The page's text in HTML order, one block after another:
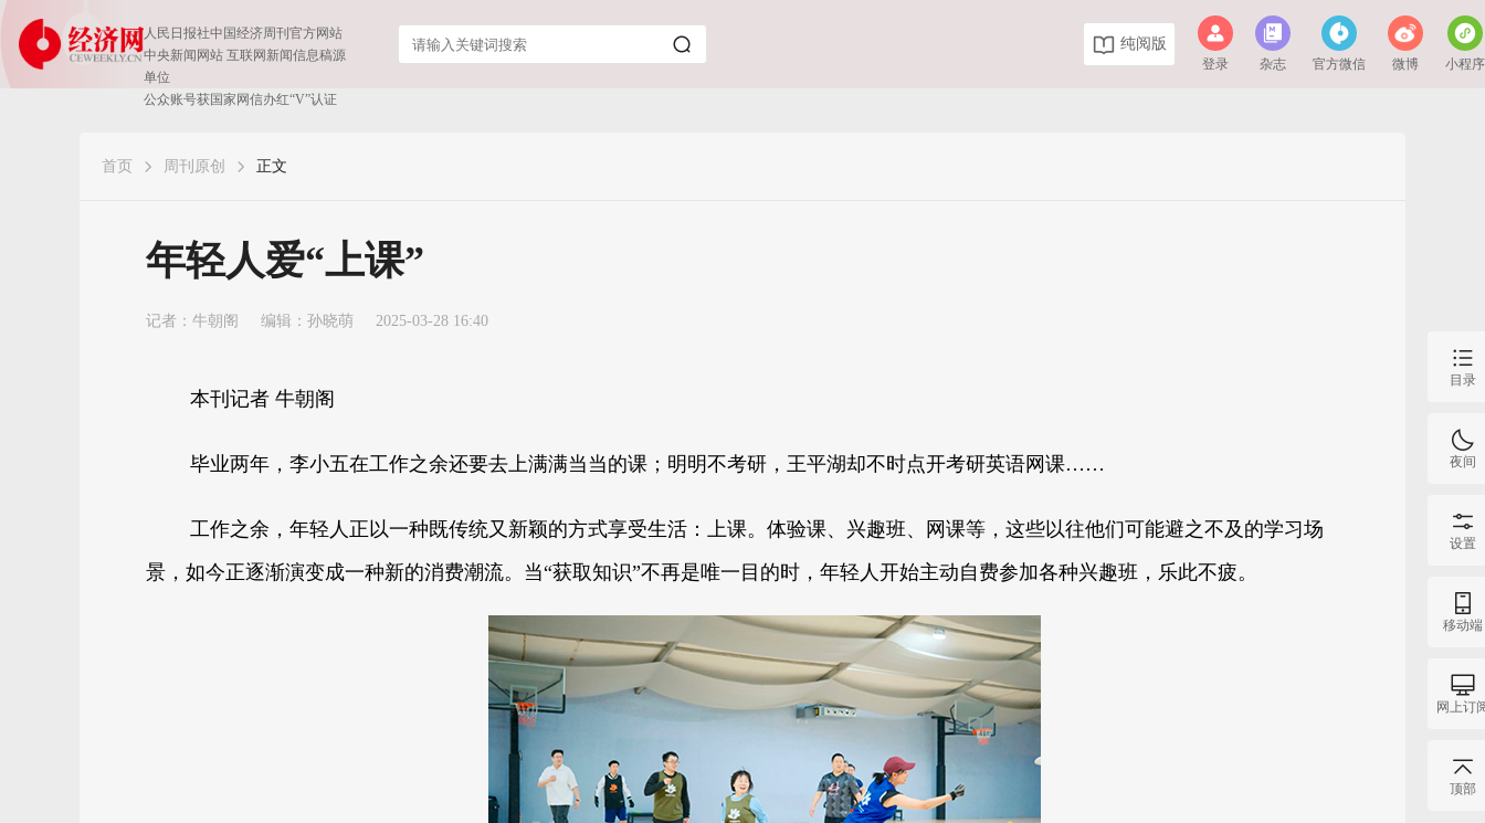
人民日报社中国经济周刊官方网站
中央新闻网站 互联网新闻信息稿源
单位
公众账号获国家网信办红“V”认证
纯阅版
登录 杂志 官方微信 微博 小程序
首页 周刊原创 正文
年轻人爱“上课”
记者： 牛朝阁 编辑：孙晓萌 2025-03-28 16:40
本刊记者 牛朝阁
毕业两年，李小五在工作之余还要去上满满当当的课；明明不考研，王平湖却不时点开考研英语网课……
工作之余，年轻人正以一种既传统又新颖的方式享受生活：上课。体验课、兴趣班、网课等，这些以往他们可能避之不及的学习场
景，如今正逐渐演变成一种新的消费潮流。当“获取知识”不再是唯一目的时，年轻人开始主动自费参加各种兴趣班，乐此不疲。
目录
夜间
设置
移动端
网上订
顶部